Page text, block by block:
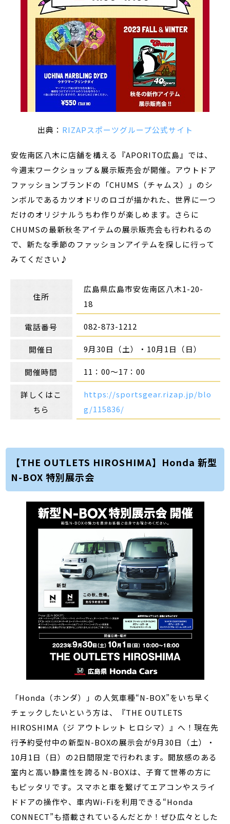
出典： RIZAPスポーツグループ公式サイト
安佐南区八木に店舗を構える『APORITO広島』では、
今週末ワークショップ＆展示販売会が開催。アウトドア
ファッションブランドの「CHUMS（チャムス）」のシ
ンボルであるカツオドリのロゴが描かれた、世界に一つ
だけのオリジナルうちわ作りが楽しめます。さらに
CHUMSの最新秋冬アイテムの展示販売会も行われるの
で、新たな季節のファッションアイテムを探しに行って
みてください♪
住所
広島県広島市安佐南区八木1-20-
18
電話番号 082-873-1212
開催日 9月30日（土）・10月1日（日）
開催時間 11：00～17：00
詳しくはこ
ちら
https://sportsgear.rizap.jp/blo
g/115836/
【THE OUTLETS HIROSHIMA】Honda 新型
N-BOX 特別展示会
「Honda（ホンダ）」の人気車種“N-BOX”をいち早く
チェックしたいという方は、『THE OUTLETS
HIROSHIMA（ジ アウトレット ヒロシマ）』へ！現在先
行予約受付中の新型N-BOXの展示会が9月30日（土）・
10月1日（日）の2日間限定で行われます。開放感のある
室内と高い静粛性を誇るＮ-BOXは、子育て世帯の方に
もピッタリです。スマホと車を繋げてエアコンやスライ
ドドアの操作や、車内Wi-Fiを利用できる“Honda
CONNECT”も搭載されているんだとか！ぜひ広々とした